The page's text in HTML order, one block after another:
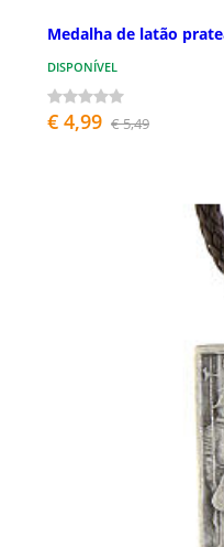
Medalha de latão
DISPONÍVEL
€ 4,99 € 5,49